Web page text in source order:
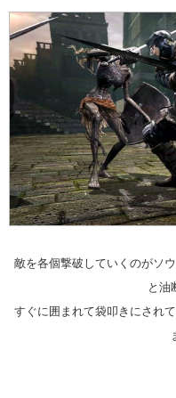
敵を各個撃破していくのがソ
と油
すぐに囲まれて袋叩きにされ